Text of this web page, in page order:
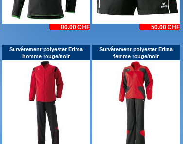
80.00 CHF 50.00 CHF
Survêtement polyester Erima
homme rouge/noir
Survêtement polyester Erima
femme rouge/noir